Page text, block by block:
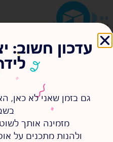
עדכון חשוב:
גם בזמן שאני לא כאן,
מזמינה אותך
ולהנות מתכנים על